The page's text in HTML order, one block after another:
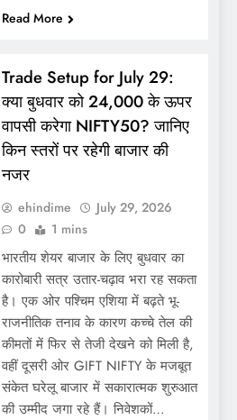
Read More
Trade Setup for July 29:
क्या बुधवार को 24,000 के ऊपर
वापसी करेगा NIFTY50? जानिए
किन स्तरों पर रहेगी बाजार की
नजर
ehindime
July 29, 2026
0
1 mins
भारतीय शेयर बाजार के लिए बुधवार का
कारोबारी सत्र उतार-चढ़ाव भरा रह सकता
है। एक ओर पश्चिम एशिया में बढ़ते भू-
राजनीतिक तनाव के कारण कच्चे तेल की
कीमतों में फिर से तेजी देखने को मिली है,
वहीं दूसरी ओर GIFT NIFTY के मजबूत
संकेत घरेलू बाजार में सकारात्मक शुरुआत
की उम्मीद जगा रहे हैं। निवेशकों…